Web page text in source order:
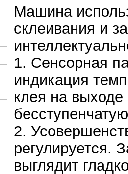
Машина
склеивания и
1. Сенсорная
индикация
клея на
2.
регулируется.
выглядит